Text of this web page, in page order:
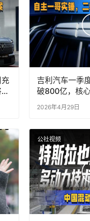
吉利汽车一季
破800亿，核
31%，自主一
余款新车蓄势
2026年4月29日
公社视频